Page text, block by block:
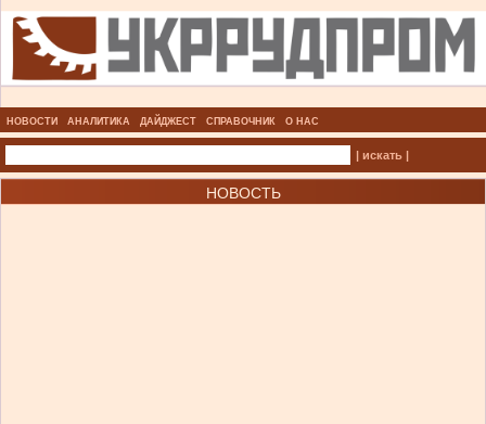
НОВОСТИ АНАЛИТИКА ДАЙДЖЕСТ СПРАВОЧНИК О НАС
| искать |
НОВОСТЬ